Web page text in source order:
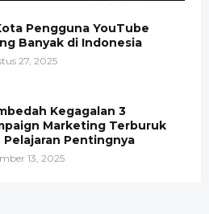
Pengguna YouTube
Banyak di Indonesia
27, 2025
Kegagalan 3
Marketing Terburuk
Pelajaran Pentingnya
13, 2025